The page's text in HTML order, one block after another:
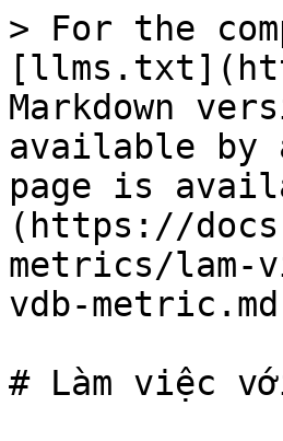
> For the
Markdown
available by
page is
(https://
metrics/lam-
vdb-
# Làm việc